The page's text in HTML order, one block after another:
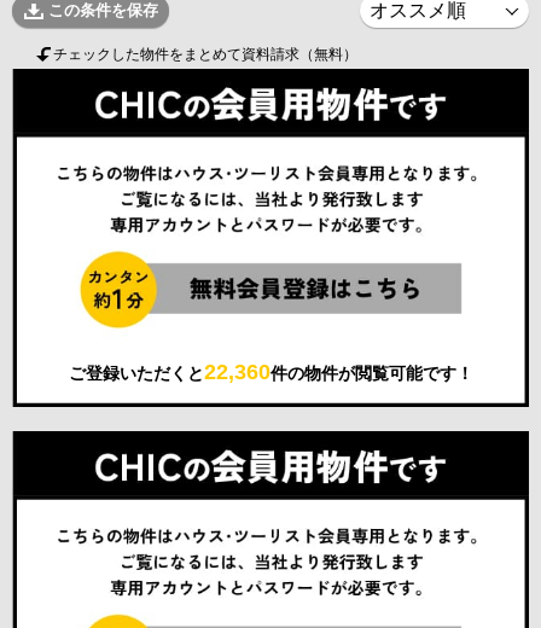
この条件を保存
チェックした物件をまとめて資料請求（無料）
ご登録いただくと22,360件の物件が閲覧可能です！